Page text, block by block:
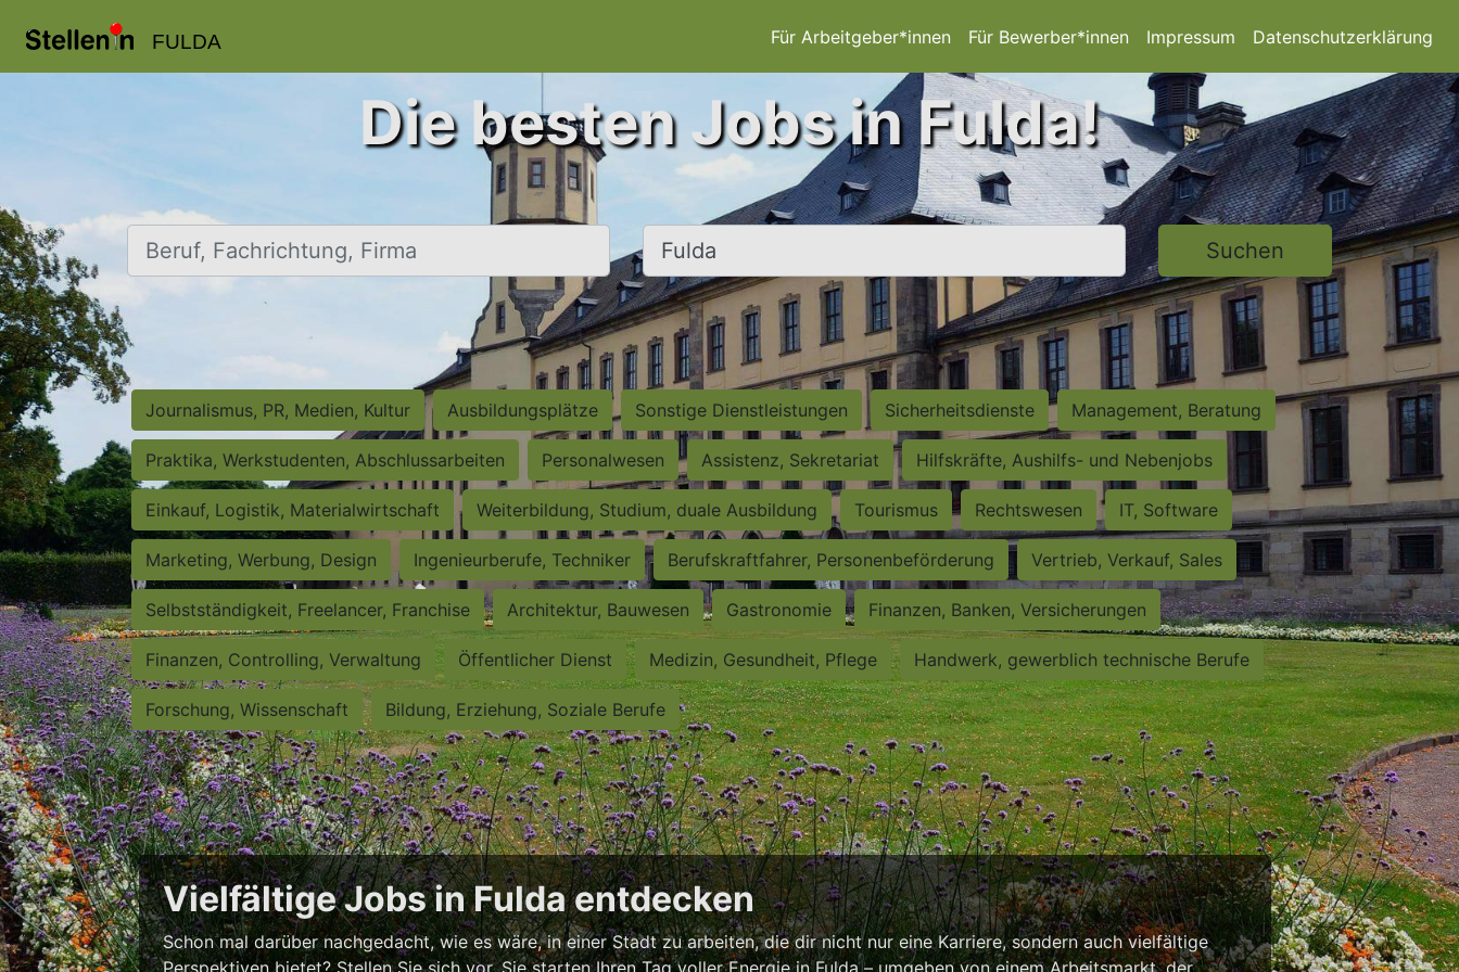
FULDA Für Arbeitgeber*innen Für Bewerber*innen Impressum Datenschutzerklärung
Die besten Jobs in Fulda!
Beruf, Fachrichtung, Firma Ort, Stadt Suchen
Journalismus, PR, Medien, Kultur Ausbildungsplätze Sonstige Dienstleistungen Sicherheitsdienste Management, Beratung
Praktika, Werkstudenten, Abschlussarbeiten Personalwesen Assistenz, Sekretariat Hilfskräfte, Aushilfs- und Nebenjobs
Einkauf, Logistik, Materialwirtschaft Weiterbildung, Studium, duale Ausbildung Tourismus Rechtswesen IT, Software
Marketing, Werbung, Design Ingenieurberufe, Techniker Berufskraftfahrer, Personenbeförderung Vertrieb, Verkauf, Sales
Selbstständigkeit, Freelancer, Franchise Architektur, Bauwesen Gastronomie Finanzen, Banken, Versicherungen
Finanzen, Controlling, Verwaltung Öffentlicher Dienst Medizin, Gesundheit, Pflege Handwerk, gewerblich technische Berufe
Forschung, Wissenschaft Bildung, Erziehung, Soziale Berufe
Vielfältige Jobs in Fulda entdecken
Schon mal darüber nachgedacht, wie es wäre, in einer Stadt zu arbeiten, die dir nicht nur eine Karriere, sondern auch vielfältige